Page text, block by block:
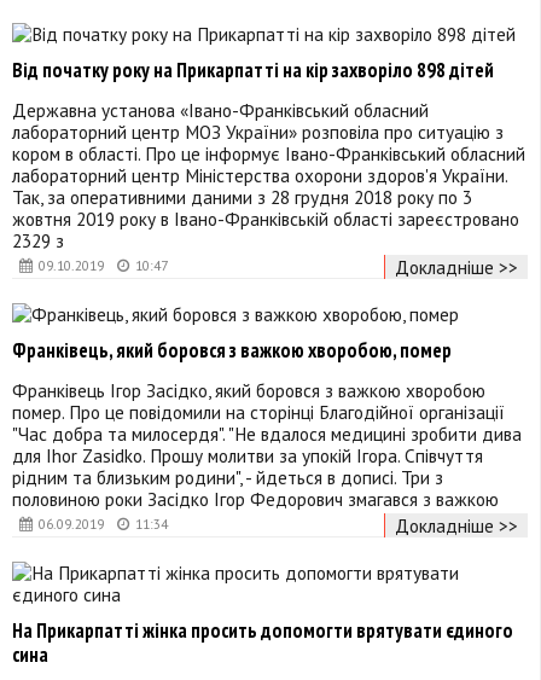
09.10.2019 10:47
Від початку року на Прикарпатті на кір захворіло 898 дітей
Державна установа «Івано-Франківський обласний
лабораторний центр МОЗ України» розповіла про ситуацію з
кором в області. Про це інформує Івано-Франківський обласний
лабораторний центр Міністерства охорони здоров'я України.
Так, за оперативними даними з 28 грудня 2018 року по 3
жовтня 2019 року в Івано-Франківській області зареєстровано
2329 з
Докладніше >>
06.09.2019 11:34
Франківець, який боровся з важкою хворобою, помер
Франківець Ігор Засідко, який боровся з важкою хворобою
помер. Про це повідомили на сторінці Благодійної організації
"Час добра та милосердя". "Не вдалося медицині зробити дива
для Ihor Zasidko. Прошу молитви за упокій Ігора. Співчуття
рідним та близьким родини", - йдеться в дописі. Три з
половиною роки Засідко Ігор Федорович змагався з важкою
Докладніше >>
На Прикарпатті жінка просить допомогти врятувати єдиного
сина